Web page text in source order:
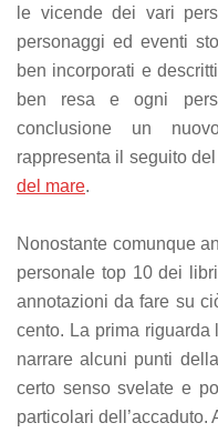
le vicende dei vari
personaggi ed eventi
ben incorporati e
ben resa e ogni
conclusione un
rappresenta il seguito
del mare.
Nonostante comunque
personale top 10 dei
annotazioni da fare su
cento. La prima riguarda
narrare alcuni punti
certo senso svelate e
particolari